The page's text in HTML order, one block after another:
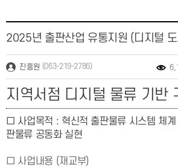
2025년 출판산업 유통지원 (디지털
진흥원 (063-219-2786)
지역서점 디지털 물류 기반
□ 사업목적 : 혁신적 출판물류 시스템 체
판물류 공동화 실현
□ 사업내용 (재교부)